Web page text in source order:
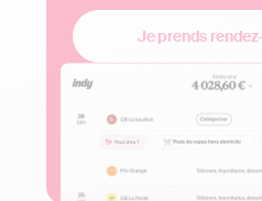
Je prends